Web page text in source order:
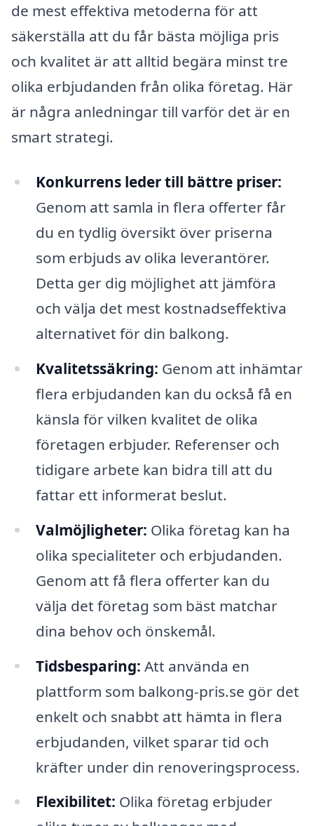
de mest effektiva metoderna för att
säkerställa att du får bästa möjliga pris
och kvalitet är att alltid begära minst tre
olika erbjudanden från olika företag. Här
är några anledningar till varför det är en
smart strategi.
Konkurrens leder till bättre priser:
Genom att samla in flera offerter får
du en tydlig översikt över priserna
som erbjuds av olika leverantörer.
Detta ger dig möjlighet att jämföra
och välja det mest kostnadseffektiva
alternativet för din balkong.
Kvalitetssäkring: Genom att inhämtar
flera erbjudanden kan du också få en
känsla för vilken kvalitet de olika
företagen erbjuder. Referenser och
tidigare arbete kan bidra till att du
fattar ett informerat beslut.
Valmöjligheter: Olika företag kan ha
olika specialiteter och erbjudanden.
Genom att få flera offerter kan du
välja det företag som bäst matchar
dina behov och önskemål.
Tidsbesparing: Att använda en
plattform som balkong-pris.se gör det
enkelt och snabbt att hämta in flera
erbjudanden, vilket sparar tid och
kräfter under din renoveringsprocess.
Flexibilitet: Olika företag erbjuder